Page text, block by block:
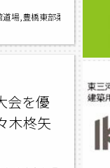
,豊橋東部柔道クラブ
会を優
木柊矢